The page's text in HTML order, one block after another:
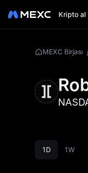
Kripto al
MEXC Birjası
1D 1W